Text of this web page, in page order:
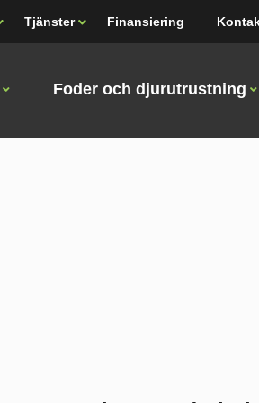
Tjänster Finansiering
Foder och djurutrustning